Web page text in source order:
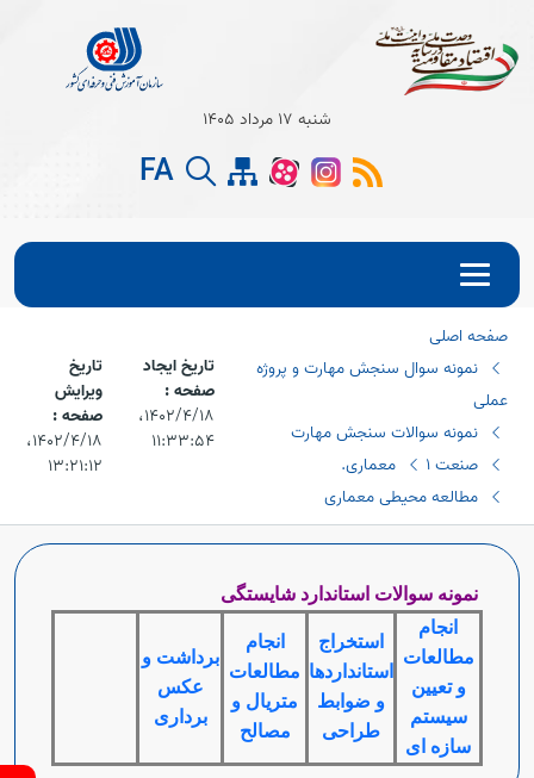
Open
Open
شنبه 17 مرداد 1405
FA
صفحه اصلی
نمونه سوال سنجش مهارت و پروژه
عملی
نمونه سوالات سنجش مهارت
صنعت 1
معماری.
مطالعه محیطی معماری
تاریخ ایجاد
صفحه :
۱۴۰۲/۴/۱۸،‏
۱۱:۳۳:۵۴
تاریخ
ویرایش
صفحه :
۱۴۰۲/۴/۱۸،‏
۱۳:۲۱:۱۲
نمونه سوالات استاندارد شایستگی
انجام
مطالعات
و تعیین
سیستم
سازه ای
استخراج
استانداردها
و ضوابط
طراحی
انجام
مطالعات
متریال و
مصالح
برداشت و
عکس
برداری